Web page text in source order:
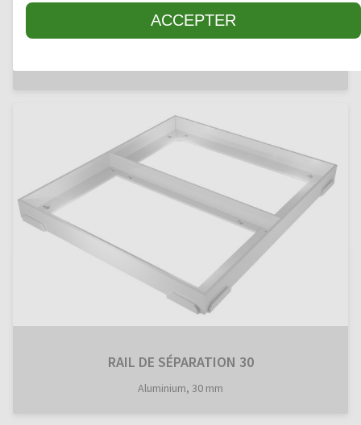
ACCEPTER
RAIL DE SÉPARATION 25
RAIL DE SÉPARATION 30
Aluminium, 30 mm